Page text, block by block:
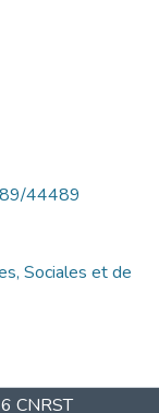
44489
Sociales et de
CNRST